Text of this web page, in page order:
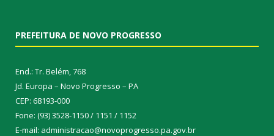
PREFEITURA DE NOVO PROGRESSO
End.: Tr. Belém, 768
Jd. Europa – Novo Progresso – PA
CEP: 68193-000
Fone: (93) 3528-1150 / 1151 / 1152
E-mail: administracao@novoprogresso.pa.gov.br